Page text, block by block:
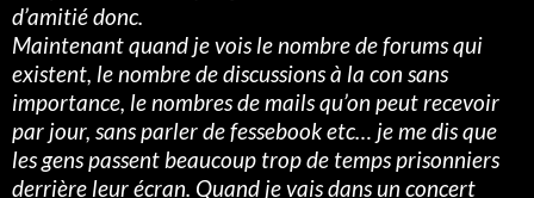
d’amitié donc.
Maintenant quand je vois le nombre de forums qui
existent, le nombre de discussions à la con sans
importance, le nombres de mails qu’on peut recevoir
par jour, sans parler de fessebook etc… je me dis que
les gens passent beaucoup trop de temps prisonniers
derrière leur écran. Quand je vais dans un concert